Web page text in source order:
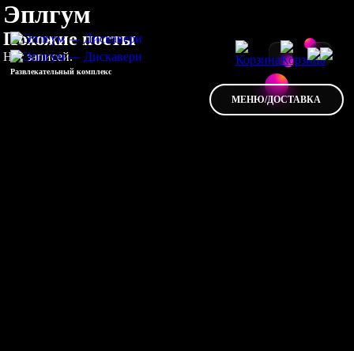
Развлекательный комплекс
МЕНЮ/ДОСТАВКА
Эплгум
Похожие посты
Нет записей.